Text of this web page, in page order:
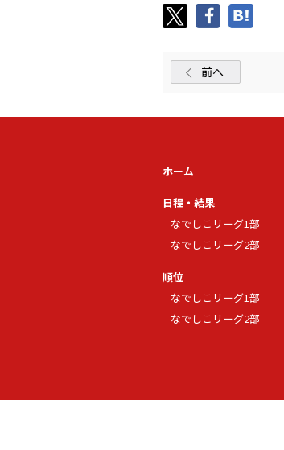
前へ
ホーム
日程・結果
なでしこリーグ1部
なでしこリーグ2部
順位
なでしこリーグ1部
なでしこリーグ2部